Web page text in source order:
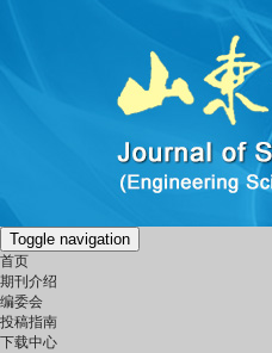
Toggle navigation
首页
期刊介绍
编委会
投稿指南
下载中心